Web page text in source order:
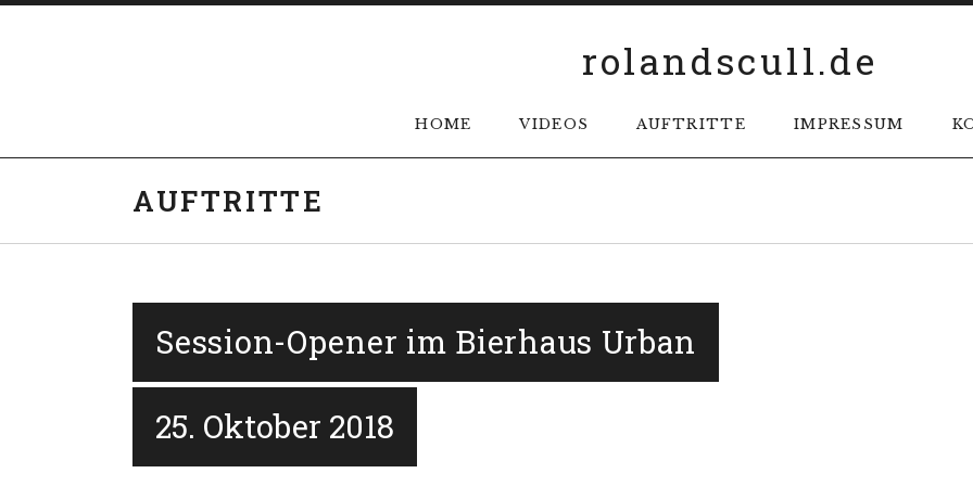
rolandscull.de
HOME VIDEOS AUFTRITTE IMPRESSUM
AUFTRITTE
Session-Opener im Bierhaus Urban
25. Oktober 2018